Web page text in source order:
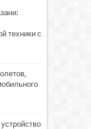
техники с